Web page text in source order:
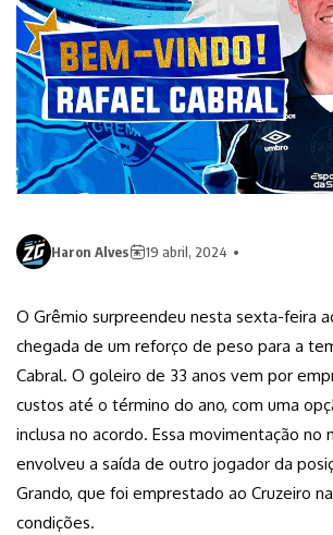
Haron Alves 19 abril, 2024
O Grêmio surpreendeu nesta sexta-feira
chegada de um reforço de peso para a
Cabral. O goleiro de 33 anos vem por
custos até o término do ano, com uma
inclusa no acordo. Essa movimentação no
envolveu a saída de outro jogador da
Grando, que foi emprestado ao Cruzeiro
condições.